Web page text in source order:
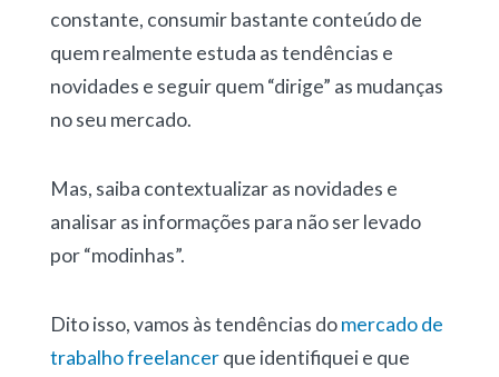
constante, consumir bastante conteúdo de
quem realmente estuda as tendências e
novidades e seguir quem “dirige” as mudanças
no seu mercado.
Mas, saiba contextualizar as novidades e
analisar as informações para não ser levado
por “modinhas”.
Dito isso, vamos às tendências domercado de
trabalho freelancerque identifiquei e que